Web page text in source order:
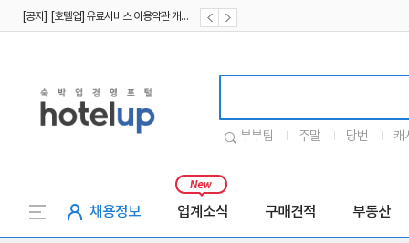
[공지] [호텔업] 유료서비스 이용약관 개정본2 (19.09.02)
부부팀 주말 당번 캐
채용정보 업계소식 구매견적 부동산